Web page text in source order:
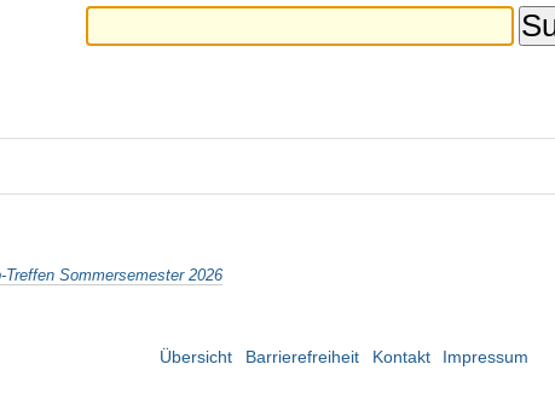
Treffen Sommersemester 2026
Übersicht Barrierefreiheit Kontakt Impressum